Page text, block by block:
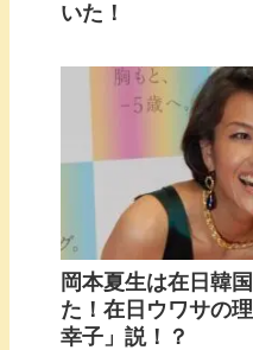
いた！
岡本夏生は在日韓
た！在日ウワサの
幸子」説！？